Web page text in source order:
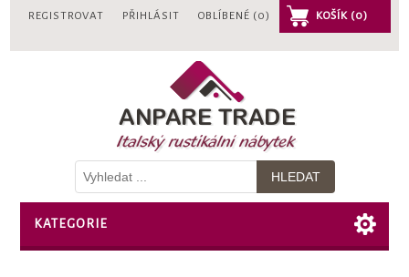
REGISTROVAT PŘIHLÁSIT OBLÍBENÉ (0) KOŠÍK (0)
KATEGORIE